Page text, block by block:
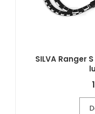
SILVA Ranger